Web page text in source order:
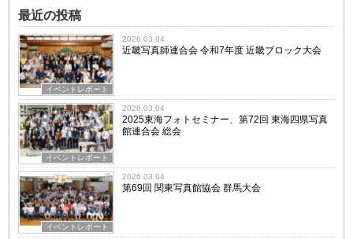
最近の投稿
イベントレポート
2026.03.04
近畿写真師連合会 令和7年度 近畿ブロック大会
イベントレポート
2026.03.04
2025東海フォトセミナー、第72回 東海四県写真
館連合会 総会
イベントレポート
2026.03.04
第69回 関東写真館協会 群馬大会